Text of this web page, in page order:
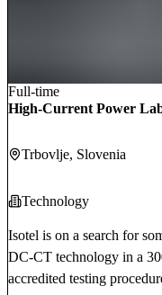
Full-time
High-Current Power
Trbovlje, Slovenia
Technology
Isotel is on a search for
DC-CT technology in a
accredited testing